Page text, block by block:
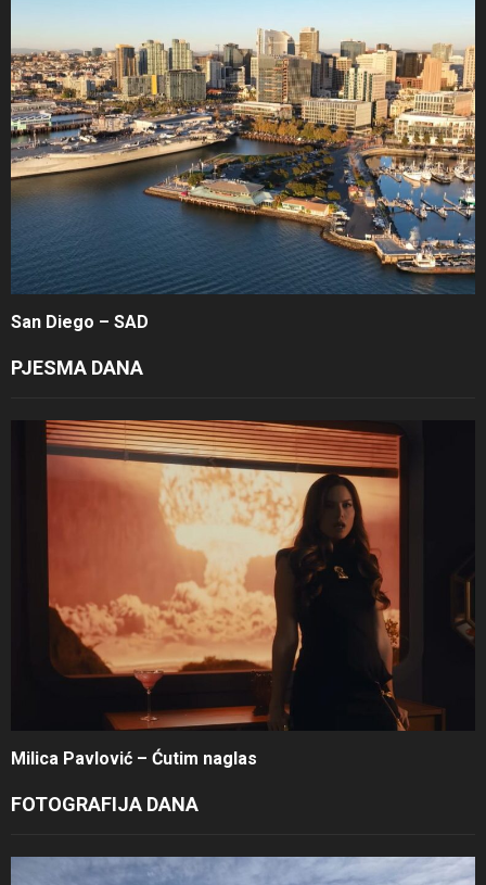
San Diego – SAD
PJESMA DANA
Milica Pavlović – Ćutim naglas
FOTOGRAFIJA DANA